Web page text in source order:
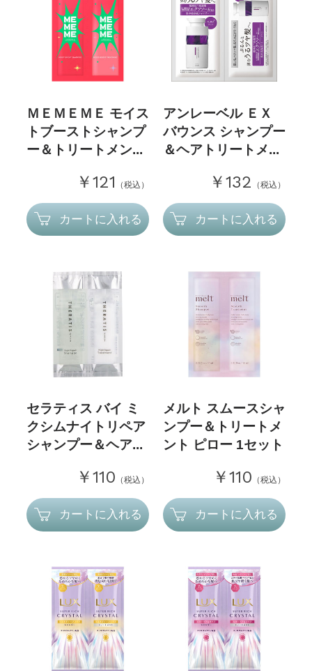
ＭＥＭＥＭＥ モイス
トブーストシャンプ
ー＆トリートメン...
￥121 （税込）
カートに入れる
アンレーベル ＥＸ
バウンス シャンプー
＆ヘアトリートメ...
￥132 （税込）
カートに入れる
セラティス バイ ミ
クシムナイトリペア
シャンプー＆ヘア...
￥110 （税込）
カートに入れる
メルト スムースシャ
ンプー＆トリートメ
ント ピロー 1セット
￥110 （税込）
カートに入れる